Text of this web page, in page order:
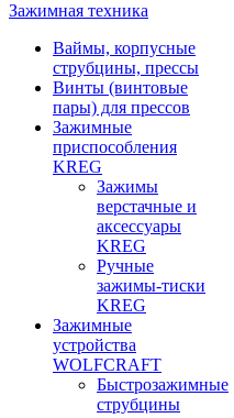
Зажимная техника
Ваймы, корпусные
струбцины, прессы
Винты (винтовые
пары) для прессов
Зажимные
приспособления
KREG
Зажимы
верстачные и
аксессуары
KREG
Ручные
зажимы-тиски
KREG
Зажимные
устройства
WOLFCRAFT
Быстрозажимные
струбцины